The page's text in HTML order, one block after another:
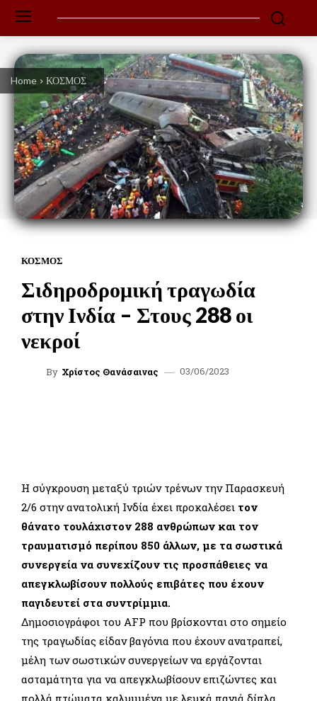
Home ΚΟΣΜΟΣ
ΚΟΣΜΟΣ
Σιδηροδρομική τραγωδία
στην Ινδία – Στους 288 οι
νεκροί
By Χρίστος Θανάσαινας 03/06/2023
Η σύγκρουση μεταξύ τριών τρένων την Παρασκευή
2/6 στην ανατολική Ινδία έχει προκαλέσει τον
θάνατο τουλάχιστον 288 ανθρώπων και τον
τραυματισμό περίπου 850 άλλων, με τα σωστικά
συνεργεία να συνεχίζουν τις προσπάθειες να
απεγκλωβίσουν πολλούς επιβάτες που έχουν
παγιδευτεί στα συντρίμμια.
Δημοσιογράφοι του AFP που βρίσκονται στο σημείο
της τραγωδίας είδαν βαγόνια που έχουν ανατραπεί,
μέλη των σωστικών συνεργείων να εργάζονται
ασταμάτητα για να απεγκλωβίσουν επιζώντες και